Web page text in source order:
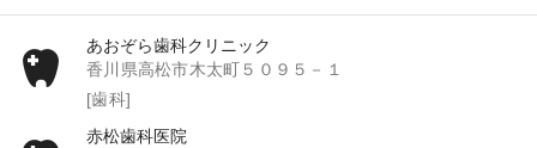
あおぞら歯科クリニック
香川県高松市木太町５０９５－１
[歯科]
赤松歯科医院